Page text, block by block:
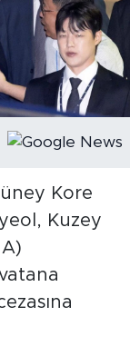
Kore
Kuzey